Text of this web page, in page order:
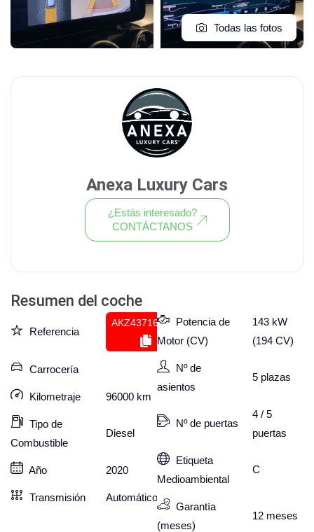
Todas las fotos
Resumen del coche
Referencia
AKZ437168018
Carrocería
Kilometraje 96000 km
Tipo de
Combustible
Diesel
Año 2020
Transmisión Automático
Potencia de
Motor (CV)
143 kW
(194 CV)
Nº de
asientos
5 plazas
Nº de puertas
4 / 5
puertas
Etiqueta
Medioambiental
C
Garantía
(meses)
12 meses
Anexa Luxury Cars
¿Estás interesado?
CONTÁCTANOS